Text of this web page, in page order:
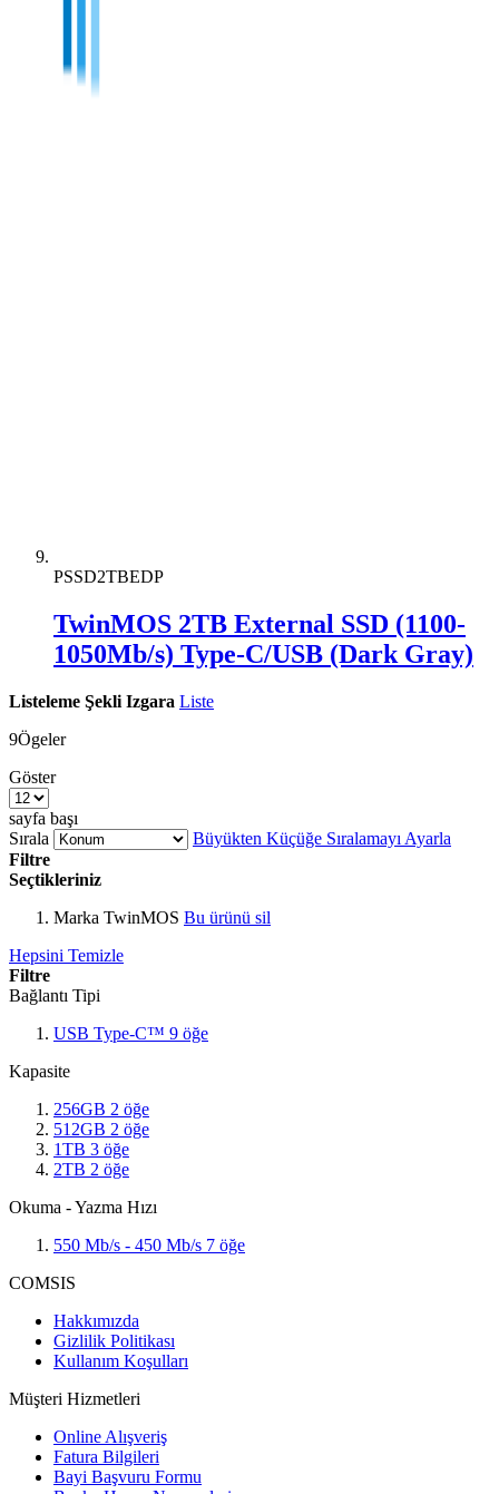
PSSD2TBEDP
TwinMOS 2TB External SSD (1100-
1050Mb/s) Type-C/USB (Dark Gray)
Listeleme Şekli Izgara Liste
9Ögeler
Göster
sayfa başı
Sırala
Büyükten Küçüğe Sıralamayı Ayarla
Filtre
Seçtikleriniz
Marka TwinMOS Bu ürünü sil
Hepsini Temizle
Filtre
Bağlantı Tipi
USB Type-C™ 9 öğe
Kapasite
256GB 2 öğe
512GB 2 öğe
1TB 3 öğe
2TB 2 öğe
Okuma - Yazma Hızı
550 Mb/s - 450 Mb/s 7 öğe
COMSIS
Hakkımızda
Gizlilik Politikası
Kullanım Koşulları
Müşteri Hizmetleri
Online Alışveriş
Fatura Bilgileri
Bayi Başvuru Formu